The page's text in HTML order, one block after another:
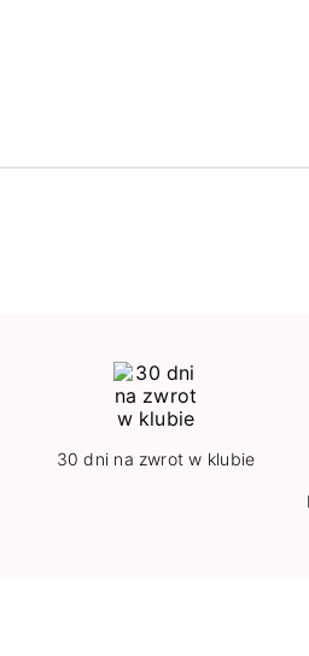
30 dni na zwrot w klubie